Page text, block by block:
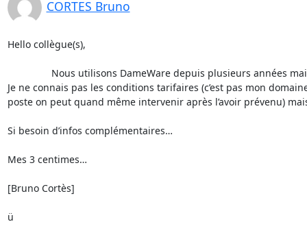
CORTES Bruno
Hello collègue(s),
Je ne connais pas les conditions tarifaires (c’est pas mon
poste on peut quand même intervenir après l’avoir prévenu)
Si besoin d’infos complémentaires…
Mes 3 centimes…
[Bruno Cortès]
ü